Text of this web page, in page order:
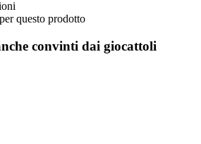
questo prodotto
convinti dai giocattoli